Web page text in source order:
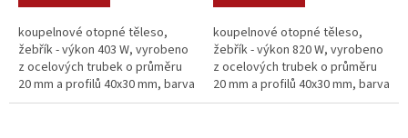
koupelnové otopné těleso,
žebřík - výkon 403 W, vyrobeno
z ocelových trubek o průměru
20 mm a profilů 40x30 mm, barva
bílá
koupelnové otopné těleso,
žebřík - výkon 820 W, vyrobeno
z ocelových trubek o průměru
20 mm a profilů 40x30 mm, barva
bílá